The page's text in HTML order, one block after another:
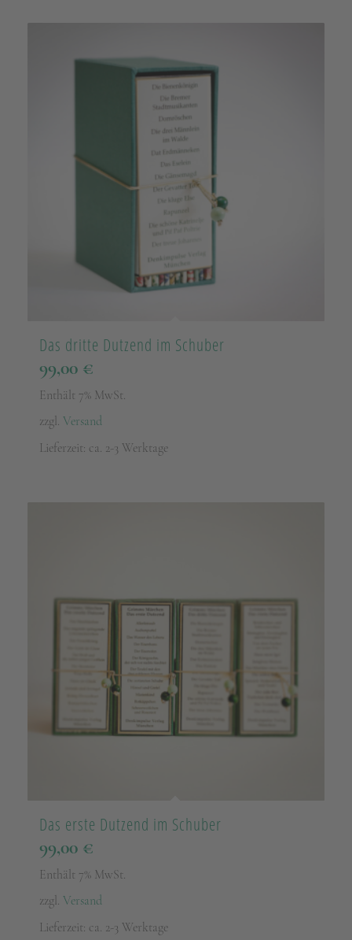
Das dritte Dutzend im Schuber
99,00 €
Enthält 7% MwSt.
zzgl. Versand
Lieferzeit: ca. 2-3 Werktage
Das erste Dutzend im Schuber
99,00 €
Enthält 7% MwSt.
zzgl. Versand
Lieferzeit: ca. 2-3 Werktage